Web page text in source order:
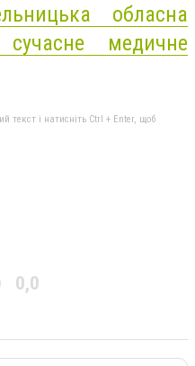
обласна
медичне
текст і натисніть Ctrl + Enter, щоб
0,0